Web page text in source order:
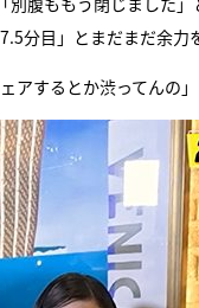
分目」とまだまだ余力
するとか渋ってんの」